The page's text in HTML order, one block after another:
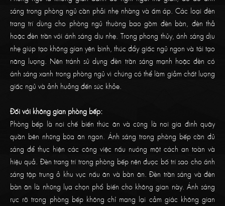
sáng trong phòng ngủ cần phải nhẹ nhàng và ấm áp. Các loại đèn
trang trí dùng cho phòng ngủ thường bao gồm đèn bàn, đèn thả
hoặc đèn trần với ánh sáng dịu nhẹ. Trong phong thủy, ánh sáng dịu
nhẹ giúp tạo không gian yên bình, thúc đẩy giấc ngủ ngon và tái tạo
năng lượng. Nên tránh sử dụng đèn trần sáng mạnh hoặc đèn có
ánh sáng xanh trong phòng ngủ vì chúng có thể làm giảm chất lượng
giấc ngủ và ảnh hưởng đến sức khỏe.
Đối với không gian phòng bếp:
Phòng bếp là nơi chế biến thức ăn và cũng là nơi gia đình quây
quần bên những bữa ăn ngon. Ánh sáng trong phòng bếp cần đủ
sáng để thực hiện các công việc nấu nướng một cách an toàn và
hiệu quả. Đèn trang trí trong phòng bếp nên được bố trí sao cho ánh
sáng tập trung ở khu vực nấu ăn và bàn ăn. Đèn trần sáng và đèn
bàn ăn là những lựa chọn phổ biến cho không gian này. Ánh sáng
rực rỡ trong phòng bếp không chỉ mang lại cảm giác không gian